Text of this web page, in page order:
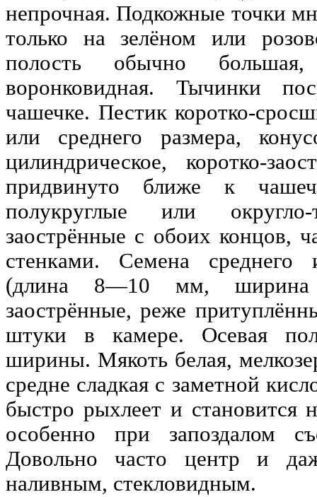
непрочная. Подкожные точки
только на зелёном или
полость обычно большая,
воронковидная. Тычинки
чашечке. Пестик коротко-
или среднего размера,
цилиндрическое, коротко-
придвинуто ближе к
полукруглые или округло-
заострённые с обоих концов,
стенками. Семена среднего
(длина 8—10 мм,
заострённые, реже
штуки в камере. Осевая
ширины. Мякоть белая,
средне сладкая с заметной
быстро рыхлеет и становится
особенно при запоздалом
Довольно часто центр и
наливным, стекловидным.